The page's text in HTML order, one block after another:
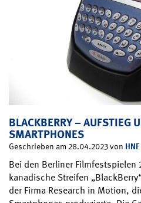
BLACKBERRY – AUFSTIEG
SMARTPHONES
Geschrieben am 28.04.2023 von HNF
Bei den Berliner Filmfestspielen
kanadische Streifen
der Firma Research in Motion,